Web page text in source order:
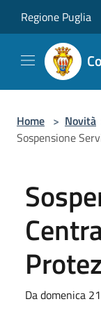
Regione Puglia
Home > Novità
Sospensione
Da domenica